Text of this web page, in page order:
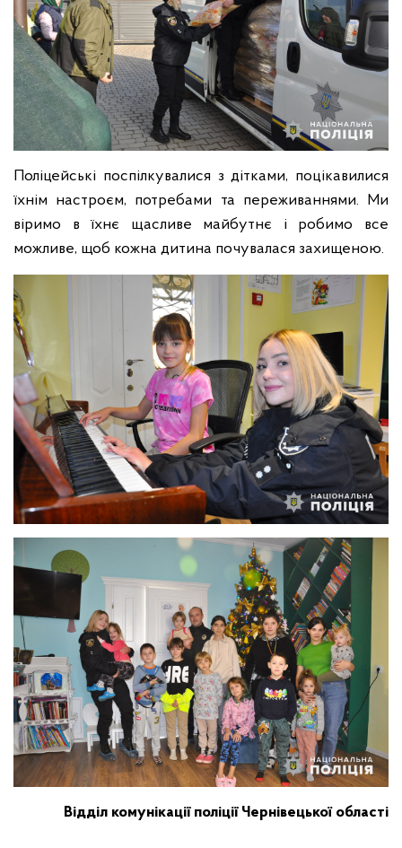
Поліцейські поспілкувалися з дітками, поцікавилися
їхнім настроєм, потребами та переживаннями. Ми
віримо в їхнє щасливе майбутнє і робимо все
можливе, щоб кожна дитина почувалася захищеною.
Відділ комунікації поліції Чернівецької області